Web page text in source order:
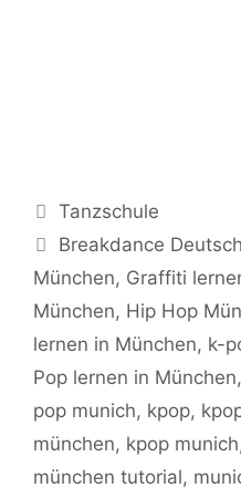
Kategorien
Tanzschule
Schlagwörter
Breakdance
München, Graffiti
München, Hip Hop
lernen in München, k-
Pop lernen in München,
pop munich, kpop,
münchen, kpop munich
münchen tutorial,